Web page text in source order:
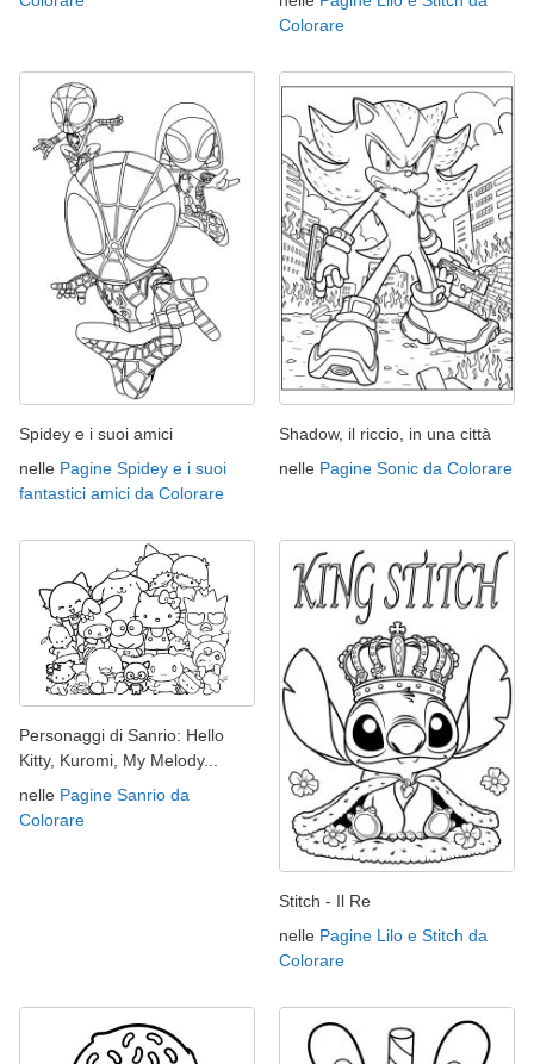
Colorare
Spidey e i suoi amici
nelle Pagine Spidey e i suoi
fantastici amici da Colorare
Shadow, il riccio, in una città
nelle Pagine Sonic da Colorare
Personaggi di Sanrio: Hello
Kitty, Kuromi, My Melody...
nelle Pagine Sanrio da
Colorare
Stitch - Il Re
nelle Pagine Lilo e Stitch da
Colorare